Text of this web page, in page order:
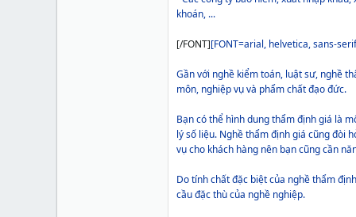
khoán, ...
[/FONT][FONT=arial, helvetica, sans-
Gần với nghề kiểm toán, luật sư, nghề
môn, nghiệp vụ và phẩm chất đạo đức.
Bạn có thể hình dung thẩm định giá là
lý số liệu. Nghề thẩm định giá cũng đòi
vụ cho khách hàng nên bạn cũng cần
Do tính chất đặc biệt của nghề thẩm
cầu đặc thù của nghề nghiệp.